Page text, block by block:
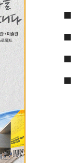
■
■
■
■